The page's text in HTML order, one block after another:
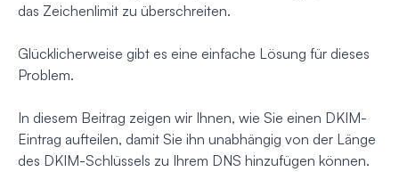
das Zeichenlimit zu überschreiten.
Glücklicherweise gibt es eine einfache Lösung für dieses
Problem.
In diesem Beitrag zeigen wir Ihnen, wie Sie einen DKIM-
Eintrag aufteilen, damit Sie ihn unabhängig von der Länge
des DKIM-Schlüssels zu Ihrem DNS hinzufügen können.